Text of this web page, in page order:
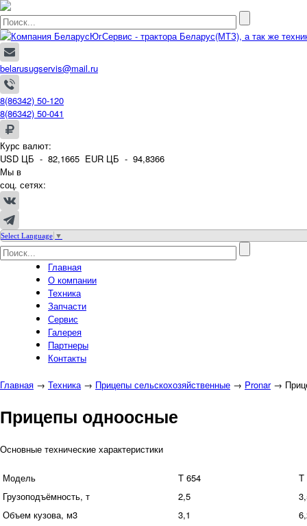
belarusugservis@mail.ru
8(86342) 50-120
8(86342) 50-041
Курс валют:
USD ЦБ - 82,1665 EUR ЦБ - 94,8366
Мы в
соц. сетях:
Select Language ▼
Главная
О компании
Техника
Запчасти
Сервис
Галерея
Партнеры
Контакты
Главная → Техника→ Прицепы сельскохозяйственные → Pronar→
Прицепы одноосные
Основные технические характеристики
Модель T 654
T
Грузоподъёмность, т
2,5
Объем кузова, м3
3,1